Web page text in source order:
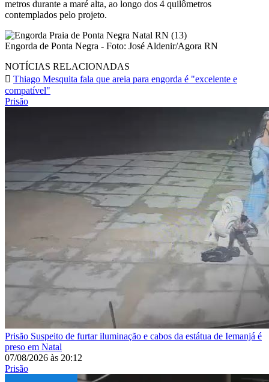
metros durante a maré alta, ao longo dos 4 quilômetros
contemplados pelo projeto.
Engorda de Ponta Negra - Foto: José Aldenir/Agora RN
NOTÍCIAS RELACIONADAS
Thiago Mesquita fala que areia para engorda é "excelente e
compatível"
Prisão
Prisão Suspeito de furtar iluminação e cabos da estátua de Iemanjá é
preso em Natal
07/08/2026 às 20:12
Prisão